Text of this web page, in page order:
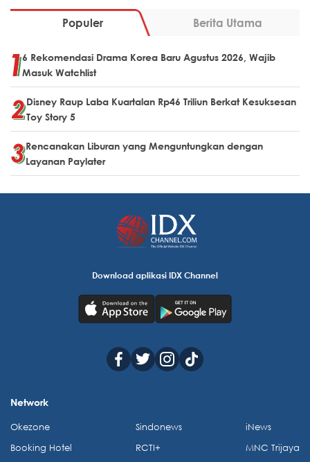
Populer Berita Utama
6 Rekomendasi Drama Korea Baru Agustus 2026, Wajib
Masuk Watchlist
Disney Raup Laba Kuartalan Rp46 Triliun Berkat Kesuksesan
Toy Story 5
Rencanakan Liburan yang Menguntungkan dengan
Layanan Paylater
Download aplikasi IDX Channel
Network
Okezone
Booking Hotel
Sindonews
RCTI+
iNews
MNC Trijaya